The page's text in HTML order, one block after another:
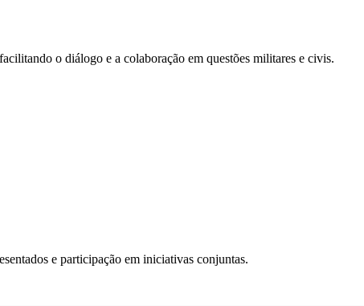
o diálogo e a colaboração em questões militares e civis.
e participação em iniciativas conjuntas.